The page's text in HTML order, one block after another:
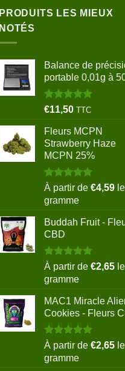
PRODUITS LES MIEUX
NOTÉS
Balance de
portable 0,01g à
Note5.00
€11,50 TTC
Fleurs MCPN
Strawberry Haze
MCPN 25%
Note5.00
sur 5
À partir de €4,59 le
gramme
Buddah Fruit -
CBD
Note5.00
sur 5
À partir de €2,65 le
gramme
MAC1 Miracle
Cookies - Fleurs
Note5.00
sur 5
À partir de €2,65 le
gramme